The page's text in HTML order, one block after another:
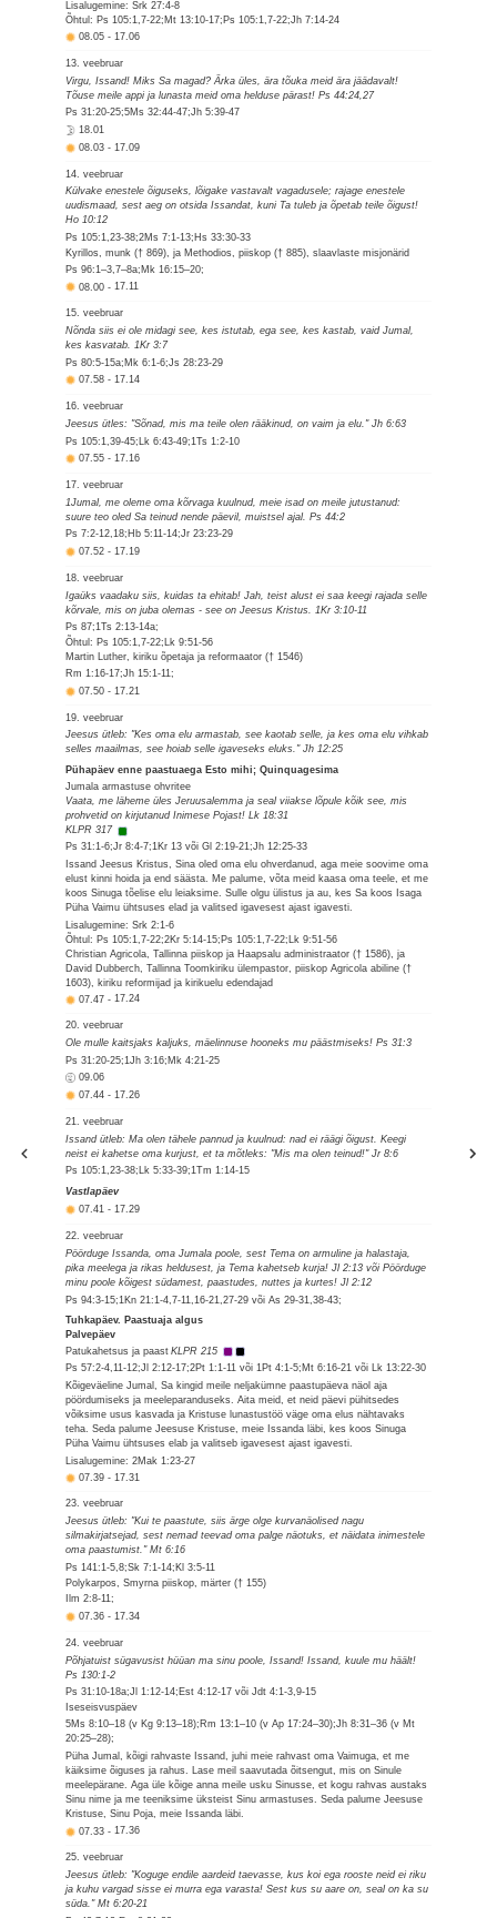
Lisalugemine: Srk 27:4-8
Õhtul: Ps 105:1,7-22;Mt 13:10-17;Ps 105:1,7-22;Jh 7:14-24
08.05-17.06
13. veebruar
Virgu, Issand! Miks Sa magad? Ärka üles, ära tõuka meid ära jäädavalt!
Tõuse meile appi ja lunasta meid oma helduse pärast! Ps 44:24,27
Ps 31:20-25;5Ms 32:44-47;Jh 5:39-47
18.01
08.03- 17.09
14. veebruar
Külvake enestele õiguseks, lõigake vastavalt vagadusele; rajage enestele
uudismaad, sest aeg on otsida Issandat, kuni Ta tuleb ja õpetab teile õigust!
Ho 10:12
Ps 105:1,23-38;2Ms 7:1-13;Hs 33:30-33
Kyrillos, munk († 869), ja Methodios, piiskop († 885), slaavlaste misjonärid
Ps 96:1–3,7–8a;Mk 16:15–20;
08.00-17.11
15. veebruar
Nõnda siis ei ole midagi see, kes istutab, ega see, kes kastab, vaid Jumal,
kes kasvatab. 1Kr 3:7
Ps 80:5-15a;Mk 6:1-6;Js 28:23-29
07.58-17.14
16. veebruar
Jeesus ütles: "Sõnad, mis ma teile olen rääkinud, on vaim ja elu." Jh 6:63
Ps 105:1,39-45;Lk 6:43-49;1Ts 1:2-10
07.55-17.16
17. veebruar
1Jumal, me oleme oma kõrvaga kuulnud, meie isad on meile jutustanud:
suure teo oled Sa teinud nende päevil, muistsel ajal. Ps 44:2
Ps 7:2-12,18;Hb 5:11-14;Jr 23:23-29
07.52-17.19
18. veebruar
Igaüks vaadaku siis, kuidas ta ehitab! Jah, teist alust ei saa keegi rajada selle
kõrvale, mis on juba olemas - see on Jeesus Kristus. 1Kr 3:10-11
Ps 87;1Ts 2:13-14a;
Õhtul: Ps 105:1,7-22;Lk 9:51-56
Martin Luther, kiriku õpetaja ja reformaator († 1546)
Rm 1:16-17;Jh 15:1-11;
07.50- 17.21
19. veebruar
Jeesus ütleb: "Kes oma elu armastab, see kaotab selle, ja kes oma elu vihkab
selles maailmas, see hoiab selle igaveseks eluks." Jh 12:25
Pühapäev enne paastuaega Esto mihi; Quinquagesima
Jumala armastuse ohvritee
Vaata, me läheme üles Jeruusalemma ja seal viiakse lõpule kõik see, mis
prohvetid on kirjutanud Inimese Pojast! Lk 18:31
KLPR 317
Ps 31:1-6;Jr 8:4-7;1Kr 13 või Gl 2:19-21;Jh 12:25-33
Issand Jeesus Kristus, Sina oled oma elu ohverdanud, aga meie soovime oma
elust kinni hoida ja end säästa. Me palume, võta meid kaasa oma teele, et me
koos Sinuga tõelise elu leiaksime. Sulle olgu ülistus ja au, kes Sa koos Isaga
Püha Vaimu ühtsuses elad ja valitsed igavesest ajast igavesti.
Lisalugemine: Srk 2:1-6
Õhtul: Ps 105:1,7-22;2Kr 5:14-15;Ps 105:1,7-22;Lk 9:51-56
Christian Agricola, Tallinna piiskop ja Haapsalu administraator († 1586), ja
David Dubberch, Tallinna Toomkiriku ülempastor, piiskop Agricola abiline (†
1603), kiriku reformijad ja kirikuelu edendajad
07.47-17.24
20. veebruar
Ole mulle kaitsjaks kaljuks, mäelinnuse hooneks mu päästmiseks! Ps 31:3
Ps 31:20-25;1Jh 3:16;Mk 4:21-25
09.06
07.44-17.26
21. veebruar
Issand ütleb: Ma olen tähele pannud ja kuulnud: nad ei räägi õigust. Keegi
neist ei kahetse oma kurjust, et ta mõtleks: "Mis ma olen teinud!" Jr 8:6
Ps 105:1,23-38;Lk 5:33-39;1Tm 1:14-15
Vastlapäev
07.41-17.29
22. veebruar
Pöörduge Issanda, oma Jumala poole, sest Tema on armuline ja halastaja,
pika meelega ja rikas heldusest, ja Tema kahetseb kurja! Jl 2:13 või Pöörduge
minu poole kõigest südamest, paastudes, nuttes ja kurtes! Jl 2:12
Ps 94:3-15;1Kn 21:1-4,7-11,16-21,27-29 või As 29-31,38-43;
Tuhkapäev. Paastuaja algus
Palvepäev
Patukahetsus ja paast KLPR 215
Ps 57:2-4,11-12;Jl 2:12-17;2Pt 1:1-11 või 1Pt 4:1-5;Mt 6:16-21 või Lk 13:22-30
Kõigeväeline Jumal, Sa kingid meile neljakümne paastupäeva näol aja
pöördumiseks ja meeleparanduseks. Aita meid, et neid päevi pühitsedes
võiksime usus kasvada ja Kristuse lunastustöö väge oma elus nähtavaks
teha. Seda palume Jeesuse Kristuse, meie Issanda läbi, kes koos Sinuga
Püha Vaimu ühtsuses elab ja valitseb igavesest ajast igavesti.
Lisalugemine: 2Mak 1:23-27
07.39- 17.31
23. veebruar
Jeesus ütleb: "Kui te paastute, siis ärge olge kurvanäolised nagu
silmakirjatsejad, sest nemad teevad oma palge näotuks, et näidata inimestele
oma paastumist." Mt 6:16
Ps 141:1-5,8;Sk 7:1-14;Kl 3:5-11
Polykarpos, Smyrna piiskop, märter († 155)
Ilm 2:8-11;
07.36-17.34
24. veebruar
Põhjatuist sügavusist hüüan ma sinu poole, Issand! Issand, kuule mu häält!
Ps 130:1-2
Ps 31:10-18a;Jl 1:12-14;Est 4:12-17 või Jdt 4:1-3,9-15
Iseseisvuspäev
5Ms 8:10–18 (v Kg 9:13–18);Rm 13:1–10 (v Ap 17:24–30);Jh 8:31–36 (v Mt
20:25–28);
Püha Jumal, kõigi rahvaste Issand, juhi meie rahvast oma Vaimuga, et me
käiksime õiguses ja rahus. Lase meil saavutada õitsengut, mis on Sinule
meelepärane. Aga üle kõige anna meile usku Sinusse, et kogu rahvas austaks
Sinu nime ja me teeniksime üksteist Sinu armastuses. Seda palume Jeesuse
Kristuse, Sinu Poja, meie Issanda läbi.
07.33-17.36
25. veebruar
Jeesus ütleb: "Koguge endile aardeid taevasse, kus koi ega rooste neid ei riku
ja kuhu vargad sisse ei murra ega varasta! Sest kus su aare on, seal on ka su
süda." Mt 6:20-21